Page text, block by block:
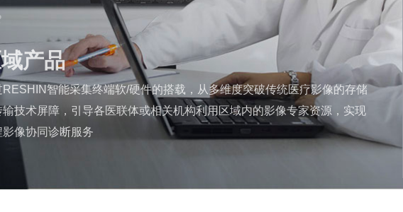
产品
RESHIN智能采集终端软/硬件的搭载，从多维度突破传统医疗影像的存储
输技术屏障，引导各医联体或相关机构利用区域内的影像专家资源，实现
影像协同诊断服务